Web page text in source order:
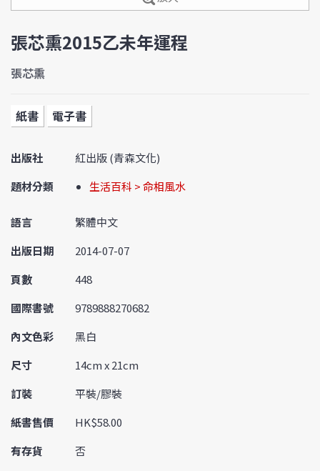
張芯熏2015乙未年運程
張芯熏
紙書 電子書
出版社
紅出版 (青森文化)
題材分類
生活百科 > 命相風水
語言
繁體中文
出版日期
2014-07-07
頁數
448
國際書號
9789888270682
內文色彩
黑白
尺寸
14cm x 21cm
訂裝
平裝/膠裝
紙書售價
HK$58.00
有存貨
否